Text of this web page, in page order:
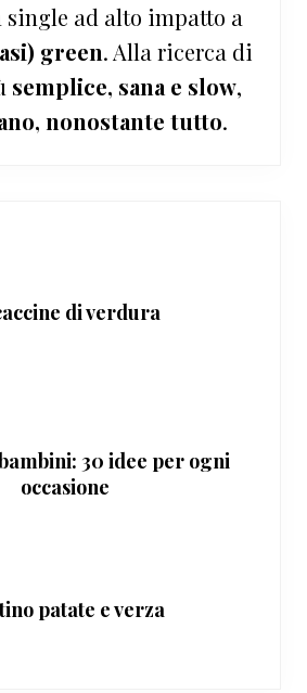
single ad alto impatto a
green. Alla ricerca di
semplice, sana e slow,
nonostante tutto.
di verdura
30 idee per ogni
occasione
patate e verza